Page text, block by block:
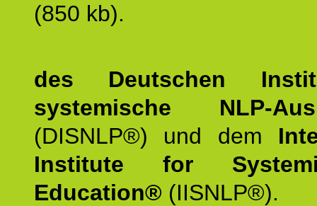
(850 kb).
des Deutschen
systemische NLP-
(DISNLP®) und dem
Institute for
Education® (IISNLP®).